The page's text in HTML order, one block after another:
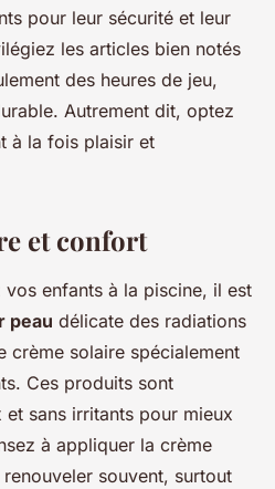
pour leur sécurité et leur
les articles bien notés
des heures de jeu,
Autrement dit, optez
à la fois plaisir et
et confort
enfants à la piscine, il est
peau délicate des radiations
crème solaire spécialement
Ces produits sont
sans irritants pour mieux
à appliquer la crème
souvent, surtout